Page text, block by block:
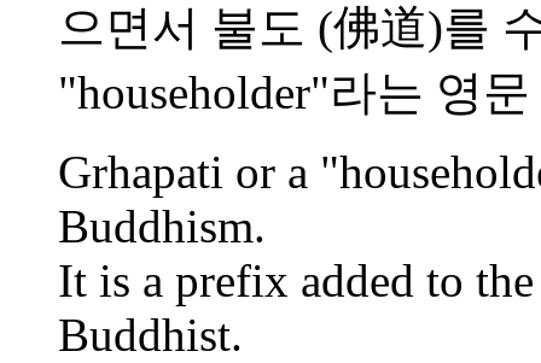
으면서 불도 (佛道)를
"householder"라는 영
Grhapati or a
Buddhism.
It is a prefix added to
Buddhist.